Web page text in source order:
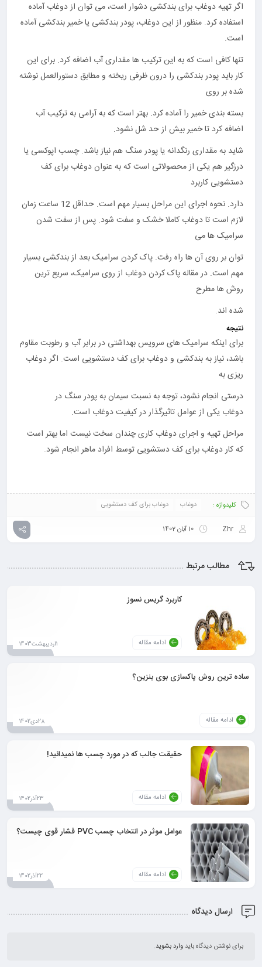
اگر تهیه دوغاب برای بندکشی دشوار است، می توان از دوغاب آماده
استفاده کرد. منظور از این دوغاب، پودر بندکشی یا خمیر بندکشی آماده
است.
تنها کافی است که به این ترکیب ها مقداری آب اضافه کرد. برای این
کار باید پودر بندکشی را درون ظرفی ریخته و مطابق دستورالعمل نوشته
شده بر روی
بسته بندی خمیر را آماده کرد. بهتر است که به آرامی به ترکیب آب
اضافه کرد تا خمیر بیش از حد شل نشود.
شاید به مقداری رنگدانه یا پودر سنگ هم نیاز باشد. چسب اپوکسی یا
درزگیر هم یکی از محصولاتی است که به عنوان دوغاب برای کف
دستشویی کاربرد
دارد. نحوه اجرای این مراحل بسیار مهم است. حداقل 12 ساعت زمان
لازم است تا دوغاب کاملا خشک و سفت شود. پس از سفت شدن
سرامیک ها می
توان بر روی آن ها راه رفت. پاک کردن سرامیک بعد از بندکشی بسیار
مهم است. در مقاله پاک کردن دوغاب از روی سرامیک، سریع ترین
روش ها مطرح
شده اند.
نتیجه
برای اینکه سرامیک های سرویس بهداشتی در برابر آب و رطوبت مقاوم
باشد، نیاز به بندکشی و دوغاب برای کف دستشویی است. اگر دوغاب
ریزی به
درستی انجام نشود، توجه بهنسبت سیمان به پودر سنگ در
دوغاب یکی از عوامل تاثیرگذار در کیفیت دوغاب است.
مراحل تهیه و اجرای دوغاب کاری چندان سخت نیست اما بهتر است
که کار دوغاب برای کف دستشویی توسط افراد ماهر انجام شود.
کلیدواژه : دوغاب دوغاب برای کف دستشویی
Zhr 10 آبان 1402
مطالب مرتبط
کاربرد گریس نسوز
ادامه مقاله 1اردیبهشت1403
ساده ترین روش پاکسازی بوی بنزین؟
ادامه مقاله 28دی1402
حقیقت جالب که در مورد چسب ها نمیدانید!
ادامه مقاله 23آذر1402
عوامل موثر در انتخاب چسب PVC فشار قوی چیست؟
ادامه مقاله 22آذر1402
ارسال دیدگاه
برای نوشتن دیدگاه باید وارد بشوید.